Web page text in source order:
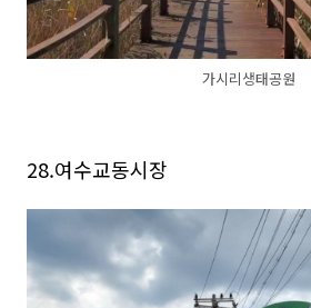
가시리생태공원
28.여수교동시장